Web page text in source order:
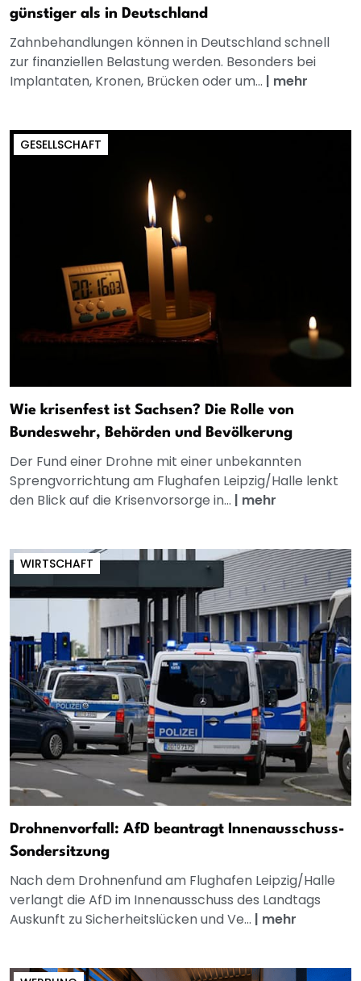
günstiger als in Deutschland
Zahnbehandlungen können in Deutschland schnell
zur finanziellen Belastung werden. Besonders bei
Implantaten, Kronen, Brücken oder um... | mehr
GESELLSCHAFT
Wie krisenfest ist Sachsen? Die Rolle von
Bundeswehr, Behörden und Bevölkerung
Der Fund einer Drohne mit einer unbekannten
Sprengvorrichtung am Flughafen Leipzig/Halle lenkt
den Blick auf die Krisenvorsorge in... | mehr
WIRTSCHAFT
Drohnenvorfall: AfD beantragt Innenausschuss-
Sondersitzung
Nach dem Drohnenfund am Flughafen Leipzig/Halle
verlangt die AfD im Innenausschuss des Landtags
Auskunft zu Sicherheitslücken und Ve... | mehr